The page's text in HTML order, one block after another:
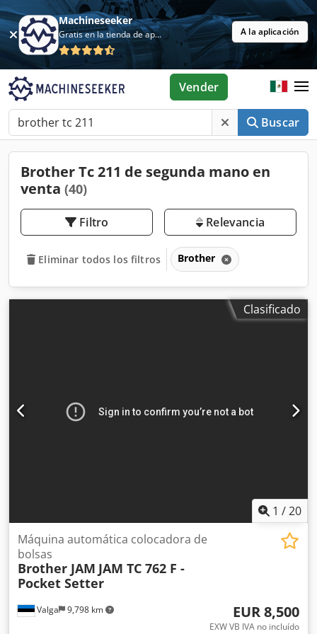
Machineseeker
Gratis en la tienda de aplicaciones A la aplicación
Buscar
Vender
Brother Tc 211 de segunda mano en
venta (40)
Filtro Relevancia
Eliminar todos los filtros Brother
Clasificado
1 /20
Valga 9,798 km
Máquina automática colocadora de
bolsas
Brother JAM JAM TC 762 F -
Pocket Setter
EUR 8,500
EXW VB IVA no incluído